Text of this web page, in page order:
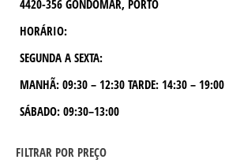
4420-356 GONDOMAR, PORTO
HORÁRIO:
SEGUNDA A SEXTA:
MANHÃ: 09:30 – 12:30 TARDE: 14:30 – 19:00
SÁBADO: 09:30–13:00
FILTRAR POR PREÇO